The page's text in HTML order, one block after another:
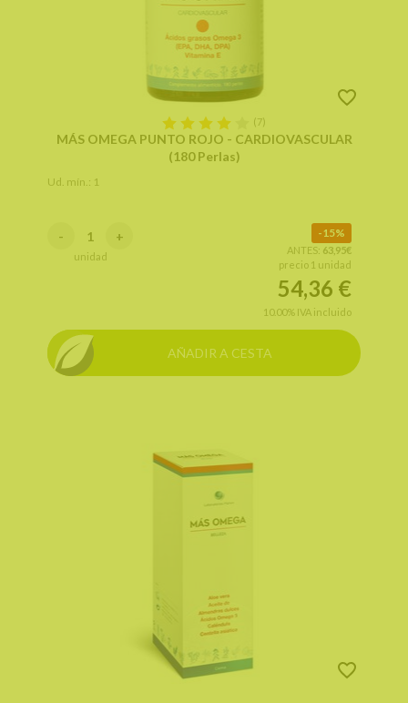
(7)
MÁS OMEGA PUNTO ROJO - CARDIOVASCULAR
(180 Perlas)
Ud. mín.: 1
15%
ANTES: 63,95€
precio 1 unidad
54,36 €
10.00% IVA incluido
- +
unidad
AÑADIR A CESTA